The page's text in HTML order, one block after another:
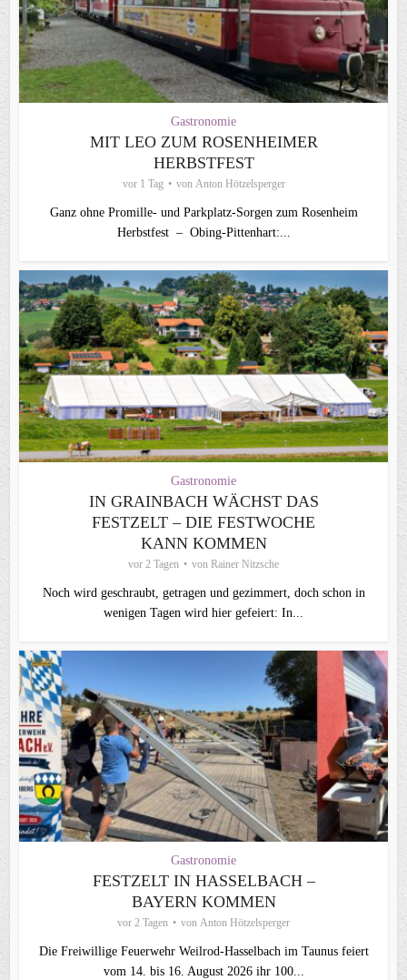
Gastronomie
MIT LEO ZUM ROSENHEIMER
HERBSTFEST
vor 1 Tag von Anton Hötzelsperger
Ganz ohne Promille- und Parkplatz-Sorgen zum Rosenheim
Herbstfest – Obing-Pittenhart:...
Gastronomie
IN GRAINBACH WÄCHST DAS
FESTZELT – DIE FESTWOCHE
KANN KOMMEN
vor 2 Tagen von Rainer Nitzsche
Noch wird geschraubt, getragen und gezimmert, doch schon in
wenigen Tagen wird hier gefeiert: In...
Gastronomie
FESTZELT IN HASSELBACH –
BAYERN KOMMEN
vor 2 Tagen von Anton Hötzelsperger
Die Freiwillige Feuerwehr Weilrod-Hasselbach im Taunus feiert
vom 14. bis 16. August 2026 ihr 100...